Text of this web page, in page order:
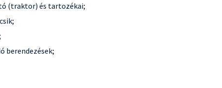
(traktor) és tartozékai;
berendezések;